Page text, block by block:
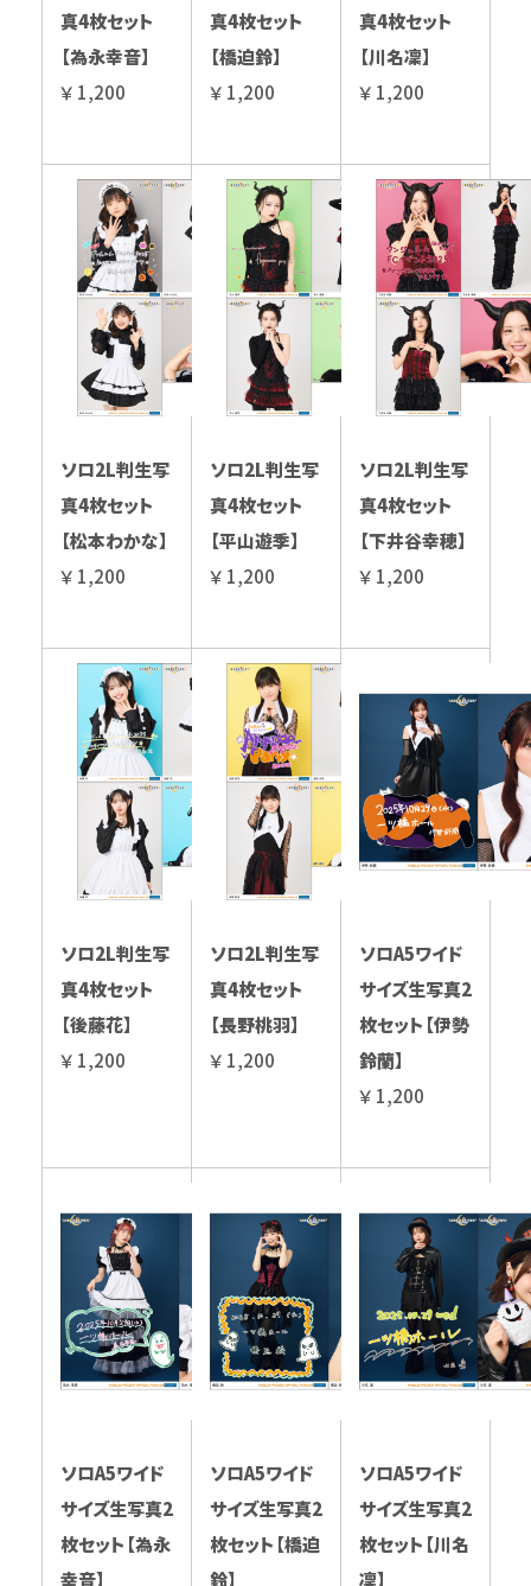
真4枚セット
【為永幸音】
￥ 1,200
真4枚セット
【橋迫鈴】
￥ 1,200
真4枚セット
【川名凜】
￥ 1,200
ソロ2L判生写
真4枚セット
【松本わかな】
￥ 1,200
ソロ2L判生写
真4枚セット
【平山遊季】
￥ 1,200
ソロ2L判生写
真4枚セット
【下井谷幸穂】
￥ 1,200
ソロ2L判生写
真4枚セット
【後藤花】
￥ 1,200
ソロ2L判生写
真4枚セット
【長野桃羽】
￥ 1,200
ソロA5ワイド
サイズ生写真2
枚セット【伊勢
鈴蘭】
￥ 1,200
ソロA5ワイド
サイズ生写真2
枚セット【為永
幸音】
ソロA5ワイド
サイズ生写真2
枚セット【橋迫
鈴】
ソロA5ワイド
サイズ生写真2
枚セット【川名
凜】